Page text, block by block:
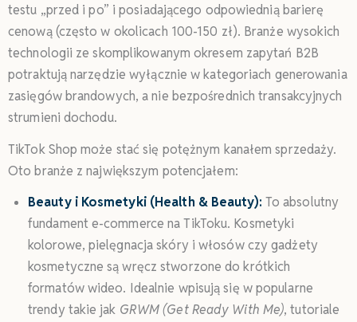
testu „przed i po” i posiadającego odpowiednią barierę
cenową (często w okolicach 100-150 zł). Branże wysokich
technologii ze skomplikowanym okresem zapytań B2B
potraktują narzędzie wyłącznie w kategoriach generowania
zasięgów brandowych, a nie bezpośrednich transakcyjnych
strumieni dochodu.
TikTok Shop może stać się potężnym kanałem sprzedaży.
Oto branże z największym potencjałem:
Beauty i Kosmetyki (Health & Beauty): To absolutny
fundament e-commerce na TikToku. Kosmetyki
kolorowe, pielęgnacja skóry i włosów czy gadżety
kosmetyczne są wręcz stworzone do krótkich
formatów wideo. Idealnie wpisują się w popularne
trendy takie jak GRWM (Get Ready With Me), tutoriale